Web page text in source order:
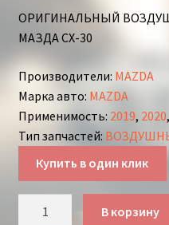
ОРИГИНАЛЬНЫЙ
МАЗДА СХ-30
Производители: MAZDA
Марка авто: MAZDA
Применимость: 2019, 2020,
Тип запчастей:
Купить в один клик
В корзину